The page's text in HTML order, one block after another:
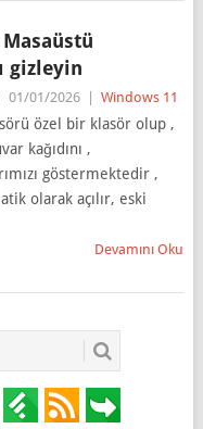
gizleyin
01/01/2026 Windows 11
özel bir klasör olup ,
kağıdını ,
göstermektedir ,
olarak açılır, eski
Devamını Oku